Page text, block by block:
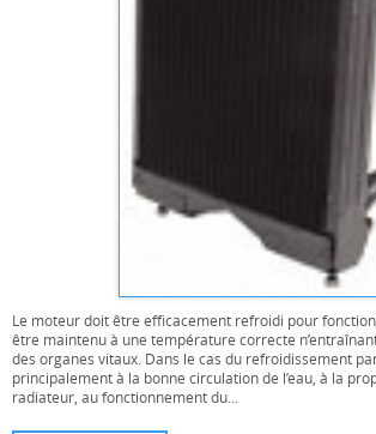
Le moteur doit être efficacement refroidi pour
être maintenu à une température correcte
des organes vitaux. Dans le cas du refroidissement
principalement à la bonne circulation de l’eau, à la
radiateur, au fonctionnement du…